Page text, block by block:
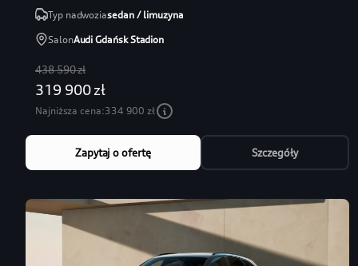
Typ nadwoziasedan / limuzyna
SalonAudi Gdańsk Stadion
438 590 zł
319 900 zł
Najniższa cena:334 900 zł
Zapytaj o ofertę Szczegóły